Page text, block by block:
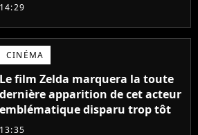
14:29
CINÉMA
Le film Zelda marquera la toute
dernière apparition de cet acteur
emblématique disparu trop tôt
13:35